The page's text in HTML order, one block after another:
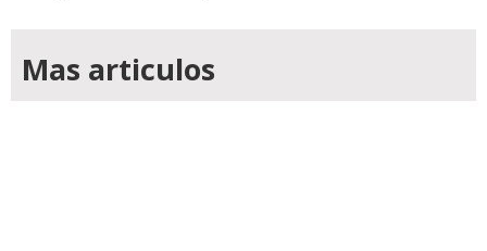
Mas articulos